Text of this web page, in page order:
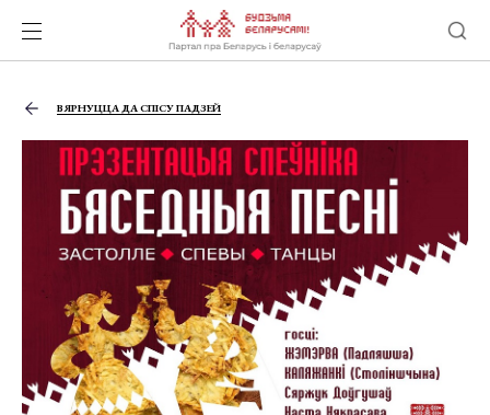
ВЯРНУЦЦА ДА СПІСУ ПАДЗЕЙ